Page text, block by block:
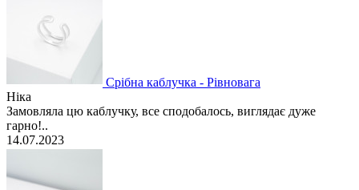
Срібна каблучка - Рівновага
Ніка
Замовляла цю каблучку, все сподобалось, виглядає дуже
гарно!..
14.07.2023